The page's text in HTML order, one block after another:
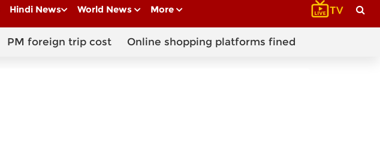
Hindi News World News More
PM foreign trip cost Online shopping platforms fined